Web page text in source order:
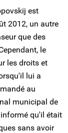
est
2012, un autre
que des
le
les droits et
lui a
au
municipal de
qu'il était
sans avoir